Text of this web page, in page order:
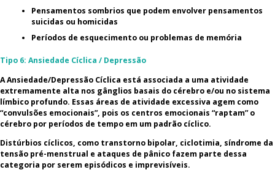
Pensamentos sombrios que podem envolver pensamentos
suicidas ou homicidas
Períodos de esquecimento ou problemas de memória
Tipo 6: Ansiedade Cíclica / Depressão
A Ansiedade/Depressão Cíclica está associada a uma atividade
extremamente alta nos gânglios basais do cérebro e/ou no sistema
límbico profundo. Essas áreas de atividade excessiva agem como
“convulsões emocionais”, pois os centros emocionais “raptam” o
cérebro por períodos de tempo em um padrão cíclico.
Distúrbios cíclicos, como transtorno bipolar, ciclotimia, síndrome da
tensão pré-menstrual e ataques de pânico fazem parte dessa
categoria por serem episódicos e imprevisíveis.